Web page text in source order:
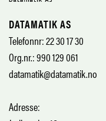
DATAMATIK AS
Telefonnr: 22 30 17 30
Org.nr.: 990 129 061
datamatik@datamatik.no
Adresse: